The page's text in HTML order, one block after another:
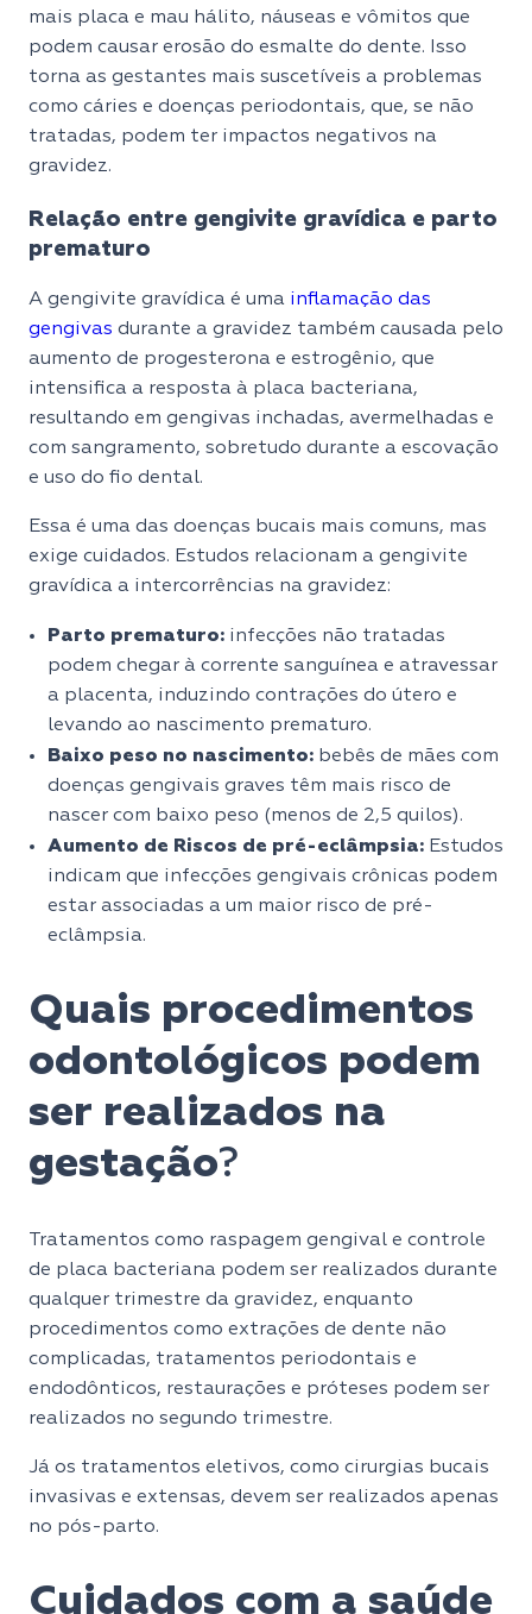
mais placa e mau hálito, náuseas e vômitos que
podem causar erosão do esmalte do dente. Isso
torna as gestantes mais suscetíveis a problemas
como cáries e doenças periodontais, que, se não
tratadas, podem ter impactos negativos na
gravidez.
Relação entre gengivite gravídica e parto
prematuro
A gengivite gravídica é uma inflamação das
gengivas durante a gravidez também causada pelo
aumento de progesterona e estrogênio, que
intensifica a resposta à placa bacteriana,
resultando em gengivas inchadas, avermelhadas e
com sangramento, sobretudo durante a escovação
e uso do fio dental.
Essa é uma das doenças bucais mais comuns, mas
exige cuidados. Estudos relacionam a gengivite
gravídica a intercorrências na gravidez:
Parto prematuro: infecções não tratadas
podem chegar à corrente sanguínea e atravessar
a placenta, induzindo contrações do útero e
levando ao nascimento prematuro.
Baixo peso no nascimento: bebês de mães com
doenças gengivais graves têm mais risco de
nascer com baixo peso (menos de 2,5 quilos).
Aumento de Riscos de pré-eclâmpsia: Estudos
indicam que infecções gengivais crônicas podem
estar associadas a um maior risco de pré-
eclâmpsia.
Quais procedimentos
odontológicos podem
ser realizados na
gestação?
Tratamentos como raspagem gengival e controle
de placa bacteriana podem ser realizados durante
qualquer trimestre da gravidez, enquanto
procedimentos como extrações de dente não
complicadas, tratamentos periodontais e
endodônticos, restaurações e próteses podem ser
realizados no segundo trimestre.
Já os tratamentos eletivos, como cirurgias bucais
invasivas e extensas, devem ser realizados apenas
no pós-parto.
Cuidados com a saúde